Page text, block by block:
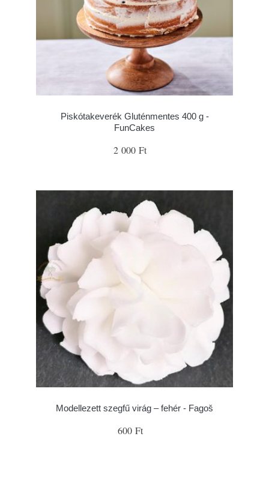
Piskótakeverék Gluténmentes 400 g -
FunCakes
2 000 Ft
Modellezett szegfű virág – fehér - Fagoš
600 Ft